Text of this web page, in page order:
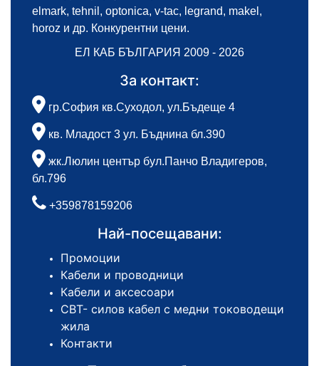
elmark, tehnil, optonica, v-tac, legrand, makel,
horoz и др. Конкурентни цени.
ЕЛ КАБ БЪЛГАРИЯ 2009 - 2026
За контакт:
гр.София кв.Суходол, ул.Бъдеще 4
кв. Младост 3 ул. Бъднина бл.390
жк.Люлин център бул.Панчо Владигеров,
бл.796
+359878159206
Най-посещавани:
Промоции
Кабели и проводници
Кабели и аксесоари
СВТ- силов кабел с медни тоководещи
жила
Контакти